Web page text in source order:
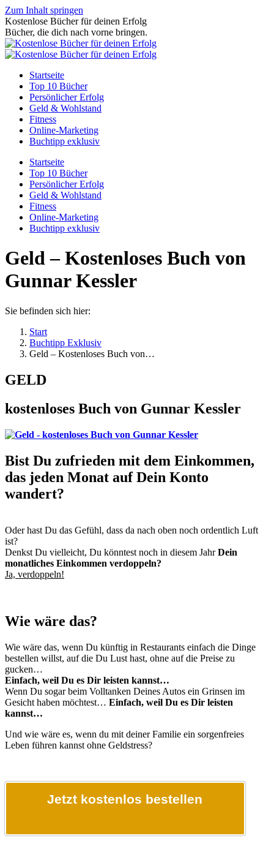
Zum Inhalt springen
Kostenlose Bücher für deinen Erfolg
Bücher, die dich nach vorne bringen.
Startseite
Top 10 Bücher
Persönlicher Erfolg
Geld & Wohlstand
Fitness
Online-Marketing
Buchtipp exklusiv
Startseite
Top 10 Bücher
Persönlicher Erfolg
Geld & Wohlstand
Fitness
Online-Marketing
Buchtipp exklusiv
Geld – Kostenloses Buch von
Gunnar Kessler
Sie befinden sich hier:
Start
Buchtipp Exklusiv
Geld – Kostenloses Buch von…
GELD
kostenloses Buch von Gunnar Kessler
Bist Du zufrieden mit dem Einkommen,
das jeden Monat auf Dein Konto
wandert?
Oder hast Du das Gefühl, dass da nach oben noch ordentlich Luft
ist?
Denkst Du vielleicht, Du könntest noch in diesem JahrDein
monatliches Einkommen verdoppeln?
Ja, verdoppeln!
Wie wäre das?
Wie wäre das, wenn Du künftig in Restaurants einfach die Dinge
bestellen willst, auf die Du Lust hast, ohne auf die Preise zu
gucken…
Einfach, weil Du es Dir leisten kannst…
Wenn Du sogar beim Volltanken Deines Autos ein Grinsen im
Gesicht haben möchtest… Einfach, weil Du es Dir leisten
kannst…
Und wie wäre es, wenn du mit deiner Familie ein sorgenfreies
Leben führen kannst ohne Geldstress?
Jetzt kostenlos bestellen